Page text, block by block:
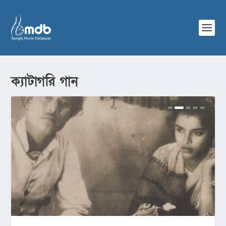
ক্যাটাগরি গান